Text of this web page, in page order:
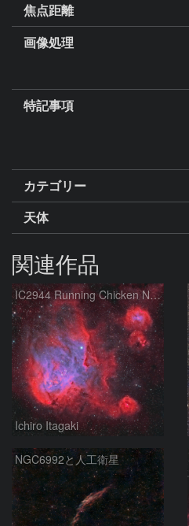
焦点距離
画像処理
特記事項
カテゴリー
天体
関連作品
IC2944 Running Chicken Nebula
Ichiro Itagaki
NGC6992と人工衛星